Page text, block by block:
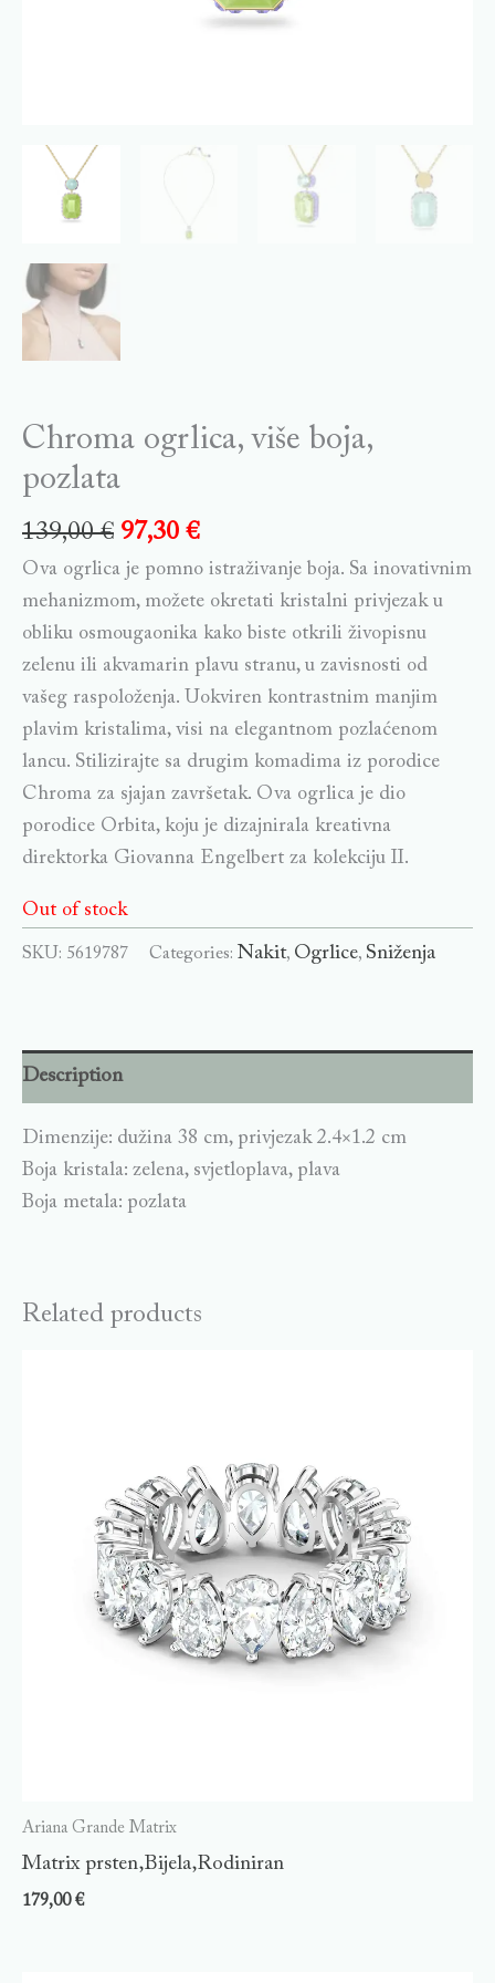
Chroma ogrlica, više boja,
pozlata
139,00€ 97,30 €
Ova ogrlica je pomno istraživanje boja. Sa inovativnim
mehanizmom, možete okretati kristalni privjezak u
obliku osmougaonika kako biste otkrili živopisnu
zelenu ili akvamarin plavu stranu, u zavisnosti od
vašeg raspoloženja. Uokviren kontrastnim manjim
plavim kristalima, visi na elegantnom pozlaćenom
lancu. Stilizirajte sa drugim komadima iz porodice
Chroma za sjajan završetak. Ova ogrlica je dio
porodice Orbita, koju je dizajnirala kreativna
direktorka Giovanna Engelbert za kolekciju II.
Out of stock
SKU: 5619787 Categories: Nakit, Ogrlice, Sniženja
Description
Dimenzije: dužina 38 cm, privjezak 2.4×1.2 cm
Boja kristala: zelena, svjetloplava, plava
Boja metala: pozlata
Related products
Ariana Grande Matrix
Matrix prsten,Bijela,Rodiniran
179,00€